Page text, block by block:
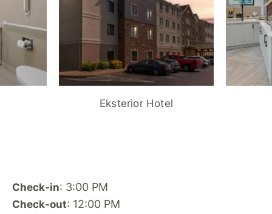
Eksterior Hotel
Check-in: 3:00 PM
Check-out: 12:00 PM